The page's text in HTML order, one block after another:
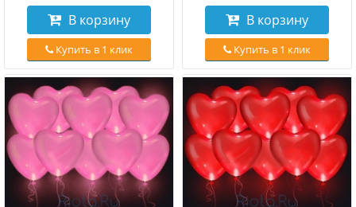
В корзину
Купить в 1 клик
В корзину
Купить в 1 клик